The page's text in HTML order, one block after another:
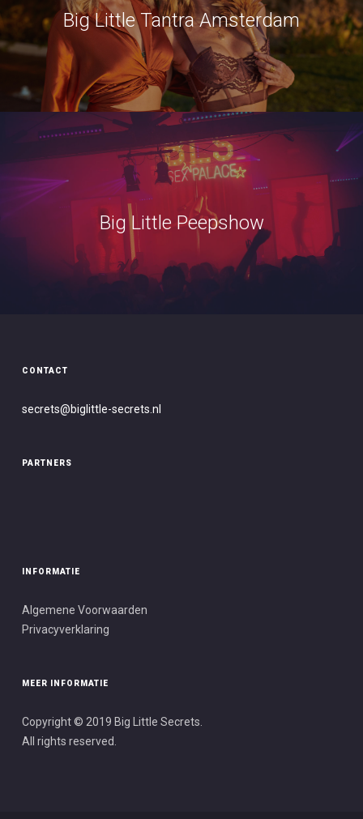
Big Little Tantra Amsterdam
Big Little Peepshow
CONTACT
secrets@biglittle-secrets.nl
PARTNERS
INFORMATIE
Algemene Voorwaarden
Privacyverklaring
MEER INFORMATIE
Copyright © 2019 Big Little Secrets.
All rights reserved.